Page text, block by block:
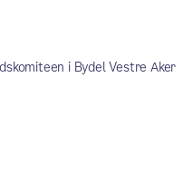
i Bydel Vestre Aker